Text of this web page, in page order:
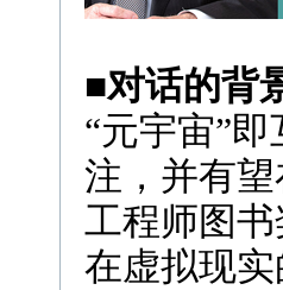
■对话的背
“元宇宙”
注，并有
工程师图
在虚拟现